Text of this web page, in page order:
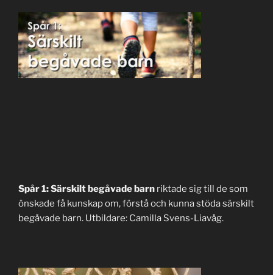
Spår 1: Särskilt begåvade barn riktade sig till de som
önskade få kunskap om, förstå och kunna stöda särskilt
begåvade barn. Utbildare: Camilla Svens-Liavåg.